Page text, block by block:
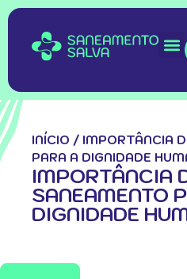
INÍCIO / IMPORTÂNCIA
PARA A DIGNIDADE
IMPORTÂNCIA
SANEAMENTO
DIGNIDADE